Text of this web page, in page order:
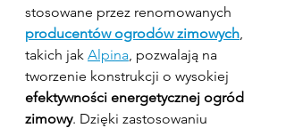
stosowane przez renomowanych
producentów ogrodów zimowych,
takich jak Alpina, pozwalają na
tworzenie konstrukcji o wysokiej
efektywności energetycznej ogród
zimowy. Dzięki zastosowaniu